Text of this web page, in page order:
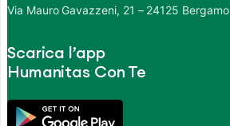
Via Mauro Gavazzeni, 21 – 24125 Bergamo
Scarica l’app
Humanitas Con Te